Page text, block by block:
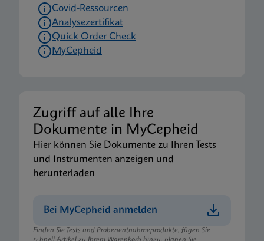
Covid-Ressourcen
Analysezertifikat
Quick Order Check
MyCepheid
Zugriff auf alle Ihre
Dokumente in MyCepheid
Hier können Sie Dokumente zu Ihren Tests
und Instrumenten anzeigen und
herunterladen
Bei MyCepheid anmelden
Finden Sie Tests und Probenentnahmeprodukte, fügen Sie